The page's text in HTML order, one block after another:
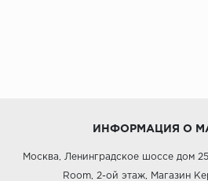
ИНФОРМАЦИЯ О
Москва, Ленинградское шоссе дом
Room, 2-ой этаж, Магазин